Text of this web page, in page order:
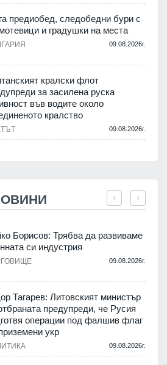
предиобед, следобедни бури с
и градушки на места
09.08.2026г.
кралски флот
за засилена руска
във водите около
кралство
09.08.2026г.
Борисов: Трябва да развиваме
си индустрия
09.08.2026г.
Тагарев: Литовският министър
предупреди, че Русия
операции под фалшив флаг
укр
09.08.2026г.